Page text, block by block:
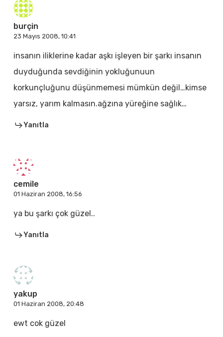
burçin
23 Mayıs 2008, 10:41
insanın iliklerine kadar aşkı işleyen bir şarkı insanın
duyduğunda sevdiğinin yokluğunuun
korkunçluğunu düşünmemesi mümkün değil…kimse
yarsız, yarım kalmasın.ağzına yüreğine sağlık…
Yanıtla
cemile
01 Haziran 2008, 16:56
ya bu şarkı çok güzel..
Yanıtla
yakup
01 Haziran 2008, 20:48
ewt cok güzel